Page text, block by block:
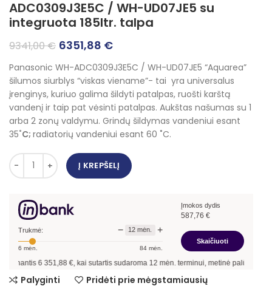
ADC0309J3E5C / WH-UD07JE5 su
integruota 185ltr. talpa
9341,00€ Original
was:
9341,00 €.
6351,88 €Current
is:
6351,88 €.
Panasonic WH-ADC0309J3E5C / WH-UD07JE5 “Aquarea”
šilumos siurblys “viskas viename”- tai yra universalus
įrenginys, kuriuo galima šildyti patalpas, ruošti karštą
vandenį ir taip pat vėsinti patalpas. Aukštas našumas su 1
arba 2 zonų valdymu. Grindų šildymas vandeniui esant
35˚C; radiatorių vandeniui esant 60 ˚C.
Į KREPŠELĮ
Trukmė: − 12 mėn. +
6 mėn. 84mėn.
Įmokos dydis
587,76 €
Skaičiuoti
6 351,88 €, kai sutartis sudaroma12mėn. terminui, metinė palūkanų norma –
Palyginti Pridėti prie mėgstamiausių